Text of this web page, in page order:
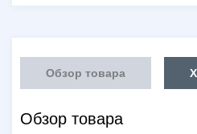
Обзор товара
Обзор товара